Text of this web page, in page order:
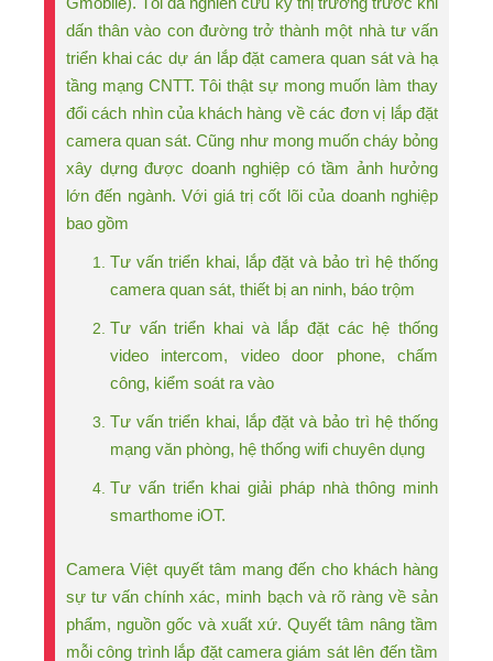
dấn thân vào con đường trở thành một nhà tư vấn
triển khai các dự án lắp đặt camera quan sát và hạ
tầng mạng CNTT. Tôi thật sự mong muốn làm thay
đổi cách nhìn của khách hàng về các đơn vị lắp đặt
camera quan sát. Cũng như mong muốn cháy bỏng
xây dựng được doanh nghiệp có tầm ảnh hưởng
lớn đến ngành. Với giá trị cốt lõi của doanh nghiệp
bao gồm
Tư vấn triển khai, lắp đặt và bảo trì hệ thống
camera quan sát, thiết bị an ninh, báo trộm
Tư vấn triển khai và lắp đặt các hệ thống
video intercom, video door phone, chấm
công, kiểm soát ra vào
Tư vấn triển khai, lắp đặt và bảo trì hệ thống
mạng văn phòng, hệ thống wifi chuyên dụng
Tư vấn triển khai giải pháp nhà thông minh
smarthome iOT.
Camera Việt quyết tâm mang đến cho khách hàng
sự tư vấn chính xác, minh bạch và rõ ràng về sản
phẩm, nguồn gốc và xuất xứ. Quyết tâm nâng tầm
mỗi công trình lắp đặt camera giám sát lên đến tầm